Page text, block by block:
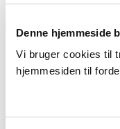
Denne hjemmeside
Vi bruger cookies til
hjemmesiden til